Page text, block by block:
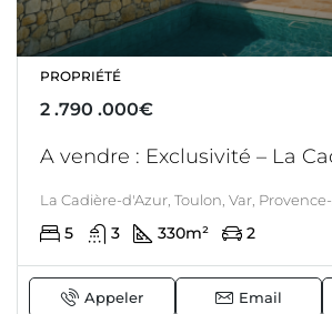
PROPRIÉTÉ
2 .790 .000€
5 3 330m² 2
Appeler Email